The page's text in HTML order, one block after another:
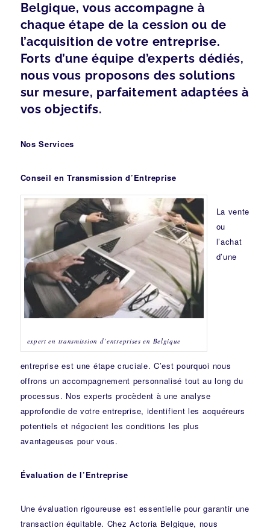
Belgique, vous accompagne à
chaque étape de la cession ou de
l’acquisition de votre entreprise.
Forts d’une équipe d’experts dédiés,
nous vous proposons des solutions
sur mesure, parfaitement adaptées à
vos objectifs.
Nos Services
Conseil en Transmission d’Entreprise
expert en transmission d’entreprises en Belgique
La vente
ou
l’achat
d’une
entreprise est une étape cruciale. C’est pourquoi nous
offrons un accompagnement personnalisé tout au long du
processus. Nos experts procèdent à une analyse
approfondie de votre entreprise, identifient les acquéreurs
potentiels et négocient les conditions les plus
avantageuses pour vous.
Évaluation de l’Entreprise
Une évaluation rigoureuse est essentielle pour garantir une
transaction équitable. Chez Actoria Belgique, nous